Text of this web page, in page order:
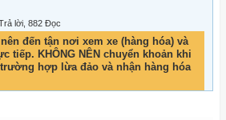
Trả lời, 882 Đọc
đến tận nơi xem xe (hàng hóa) và
tiếp. KHÔNG NÊN chuyển khoản khi
hợp lừa đảo và nhận hàng hóa